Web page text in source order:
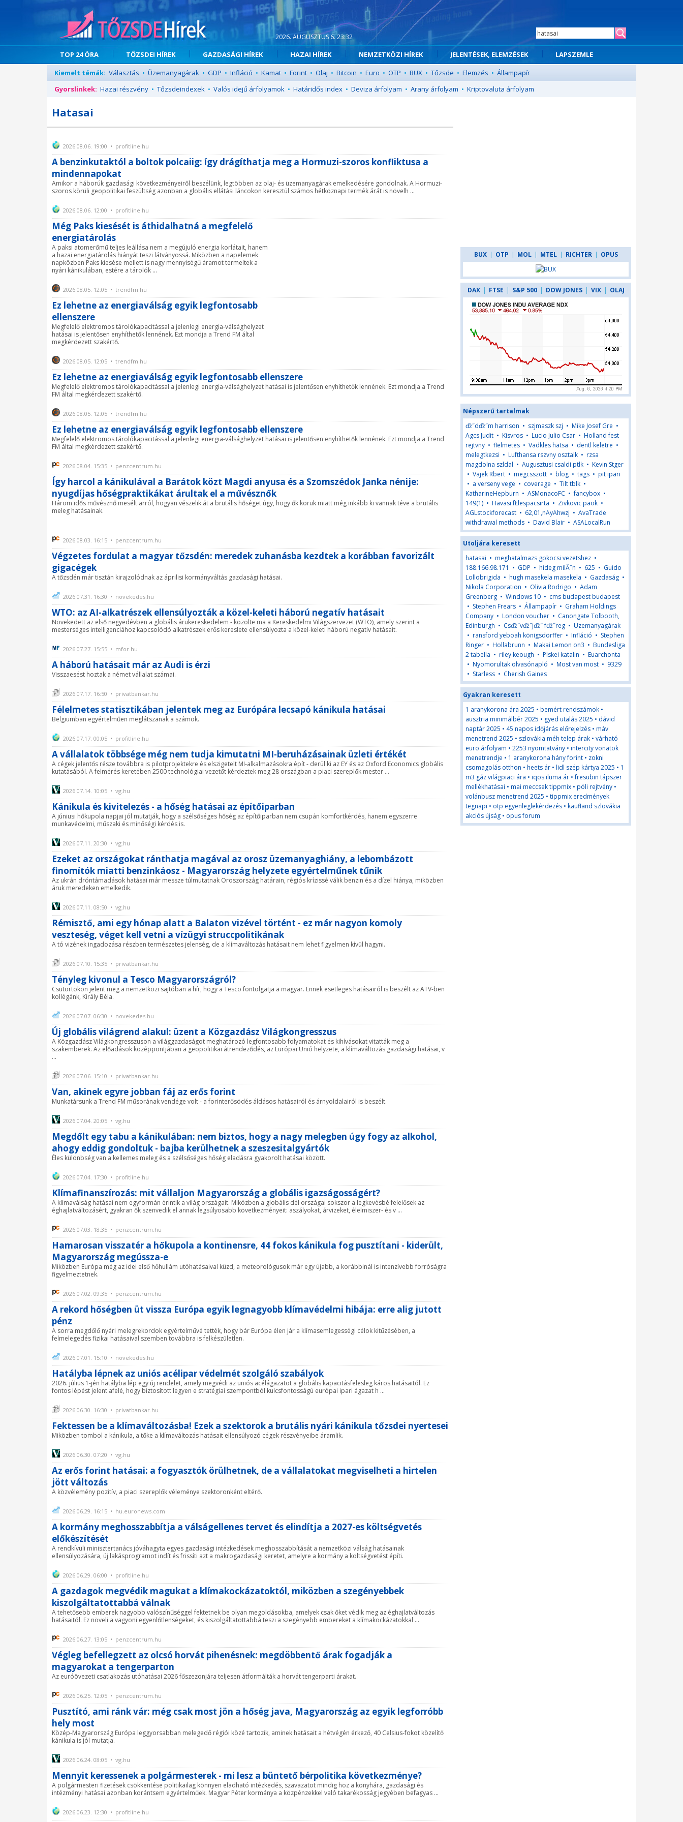
2026. AUGUSZTUS 6. 23:32
TOP 24 ÓRA TŐZSDEI HÍREK GAZDASÁGI HÍREK HAZAI HÍREK NEMZETKÖZI HÍREK JELENTÉSEK, ELEMZÉSEK
LAPSZEMLE
Kiemelt témák: Választás • Üzemanyagárak • GDP • Infláció • Kamat • Forint • Olaj • Bitcoin • Euro • OTP • BUX • Tőzsde • Elemzés • Állampapír
Gyorslinkek: Hazai részvény • Tőzsdeindexek • Valós idejű árfolyamok • Határidős index • Deviza árfolyam • Arany árfolyam • Kriptovaluta árfolyam
Hatasai
2026.08.06. 19:00 • profitline.hu
A benzinkutaktól a boltok polcaiig: így drágíthatja meg a Hormuzi-szoros konfliktusa a
mindennapokat
Amikor a háborúk gazdasági következményeiről beszélünk, legtöbben az olaj- és üzemanyagárak emelkedésére gondolnak. A Hormuzi-
szoros körüli geopolitikai feszültség azonban a globális ellátási láncokon keresztül számos hétköznapi termék árát is növelh ...
2026.08.06. 12:00 • profitline.hu
Még Paks kiesését is áthidalhatná a megfelelő
energiatárolás
A paksi atomerőmű teljes leállása nem a megújuló energia korlátait, hanem
a hazai energiatárolás hiányát teszi látványossá. Miközben a napelemek
napközben Paks kiesése mellett is nagy mennyiségű áramot termeltek a
nyári kánikulában, estére a tárolók ...
2026.08.05. 12:05 • trendfm.hu
Ez lehetne az energiaválság egyik legfontosabb
ellenszere
Megfelelő elektromos tárolókapacitással a jelenlegi energia-válsághelyzet
hatásai is jelentősen enyhíthetők lennének. Ezt mondja a Trend FM által
megkérdezett szakértő.
2026.08.05. 12:05 • trendfm.hu
Ez lehetne az energiaválság egyik legfontosabb ellenszere
Megfelelő elektromos tárolókapacitással a jelenlegi energia-válsághelyzet hatásai is jelentősen enyhíthetők lennének. Ezt mondja a Trend
FM által megkérdezett szakértő.
2026.08.05. 12:05 • trendfm.hu
Ez lehetne az energiaválság egyik legfontosabb ellenszere
Megfelelő elektromos tárolókapacitással a jelenlegi energia-válsághelyzet hatásai is jelentősen enyhíthetők lennének. Ezt mondja a Trend
FM által megkérdezett szakértő.
2026.08.04. 15:35 • penzcentrum.hu
Így harcol a kánikulával a Barátok közt Magdi anyusa és a Szomszédok Janka nénije:
nyugdíjas hőségpraktikákat árultak el a művésznők
Három idős művésznő mesélt arról, hogyan vészelik át a brutális hőséget úgy, hogy ők koruk miatt még inkább ki vannak téve a brutális
meleg hatásainak.
2026.08.03. 16:15 • penzcentrum.hu
Végzetes fordulat a magyar tőzsdén: meredek zuhanásba kezdtek a korábban favorizált
gigacégek
A tőzsdén már tisztán kirajzolódnak az áprilisi kormányváltás gazdasági hatásai.
2026.07.31. 16:30 • novekedes.hu
WTO: az AI-alkatrészek ellensúlyozták a közel-keleti háború negatív hatásait
Növekedett az első negyedévben a globális árukereskedelem - közölte ma a Kereskedelmi Világszervezet (WTO), amely szerint a
mesterséges intelligenciához kapcsolódó alkatrészek erős kereslete ellensúlyozta a közel-keleti háború negatív hatásait.
2026.07.27. 15:55 • mfor.hu
A háború hatásait már az Audi is érzi
Visszaesést hoztak a német vállalat számai.
2026.07.17. 16:50 • privatbankar.hu
Félelmetes statisztikában jelentek meg az Európára lecsapó kánikula hatásai
Belgiumban egyértelműen meglátszanak a számok.
2026.07.17. 00:05 • profitline.hu
A vállalatok többsége még nem tudja kimutatni MI-beruházásainak üzleti értékét
A cégek jelentős része továbbra is pilotprojektekre és elszigetelt MI-alkalmazásokra épít - derül ki az EY és az Oxford Economics globális
kutatásából. A felmérés keretében 2500 technológiai vezetőt kérdeztek meg 28 országban a piaci szereplők mester ...
2026.07.14. 10:05 • vg.hu
Kánikula és kivitelezés - a hőség hatásai az építőiparban
A júniusi hőkupola napjai jól mutatják, hogy a szélsőséges hőség az építőiparban nem csupán komfortkérdés, hanem egyszerre
munkavédelmi, műszaki és minőségi kérdés is.
2026.07.11. 20:30 • vg.hu
Ezeket az országokat ránthatja magával az orosz üzemanyaghiány, a lebombázott
finomítók miatti benzinkáosz - Magyarország helyzete egyértelműnek tűnik
Az ukrán dróntámadások hatásai már messze túlmutatnak Oroszország határain, régiós krízissé válik benzin és a dízel hiánya, miközben
áruk meredeken emelkedik.
2026.07.11. 08:50 • vg.hu
Rémisztő, ami egy hónap alatt a Balaton vizével történt - ez már nagyon komoly
veszteség, véget kell vetni a vízügyi struccpolitikának
A tó vizének ingadozása részben természetes jelenség, de a klímaváltozás hatásait nem lehet figyelmen kívül hagyni.
2026.07.10. 15:35 • privatbankar.hu
Tényleg kivonul a Tesco Magyarországról?
Csütörtökön jelent meg a nemzetközi sajtóban a hír, hogy a Tesco fontolgatja a magyar. Ennek esetleges hatásairól is beszélt az ATV-ben
kollégánk, Király Béla.
2026.07.07. 06:30 • novekedes.hu
Új globális világrend alakul: üzent a Közgazdász Világkongresszus
A Közgazdász Világkongresszuson a világgazdaságot meghatározó legfontosabb folyamatokat és kihívásokat vitatták meg a
szakemberek. Az előadások középpontjában a geopolitikai átrendeződés, az Európai Unió helyzete, a klímaváltozás gazdasági hatásai, v
...
2026.07.06. 15:10 • privatbankar.hu
Van, akinek egyre jobban fáj az erős forint
Munkatársunk a Trend FM műsorának vendége volt - a forinterősödés áldásos hatásairól és árnyoldalairól is beszélt.
2026.07.04. 20:05 • vg.hu
Megdőlt egy tabu a kánikulában: nem biztos, hogy a nagy melegben úgy fogy az alkohol,
ahogy eddig gondoltuk - bajba kerülhetnek a szeszesitalgyártók
Éles különbség van a kellemes meleg és a szélsőséges hőség eladásra gyakorolt hatásai között.
2026.07.04. 17:30 • profitline.hu
Klímafinanszírozás: mit vállaljon Magyarország a globális igazságosságért?
A klímaválság hatásai nem egyformán érintik a világ országait. Miközben a globális dél országai sokszor a legkevésbé felelősek az
éghajlatváltozásért, gyakran ők szenvedik el annak legsúlyosabb következményeit: aszályokat, árvizeket, élelmiszer- és v ...
2026.07.03. 18:35 • penzcentrum.hu
Hamarosan visszatér a hőkupola a kontinensre, 44 fokos kánikula fog pusztítani - kiderült,
Magyarország megússza-e
Miközben Európa még az idei első hőhullám utóhatásaival küzd, a meteorológusok már egy újabb, a korábbinál is intenzívebb forróságra
figyelmeztetnek.
2026.07.02. 09:35 • penzcentrum.hu
A rekord hőségben üt vissza Európa egyik legnagyobb klímavédelmi hibája: erre alig jutott
pénz
A sorra megdőlő nyári melegrekordok egyértelművé tették, hogy bár Európa élen jár a klímasemlegességi célok kitűzésében, a
felmelegedés fizikai hatásaival szemben továbbra is felkészületlen.
2026.07.01. 15:10 • novekedes.hu
Hatályba lépnek az uniós acélipar védelmét szolgáló szabályok
2026. július 1-jén hatályba lép egy új rendelet, amely megvédi az uniós acélágazatot a globális kapacitásfelesleg káros hatásaitól. Ez
fontos lépést jelent afelé, hogy biztosított legyen e stratégiai szempontból kulcsfontosságú európai ipari ágazat h ...
2026.06.30. 16:30 • privatbankar.hu
Fektessen be a klímaváltozásba! Ezek a szektorok a brutális nyári kánikula tőzsdei nyertesei
Miközben tombol a kánikula, a tőke a klímaváltozás hatásait ellensúlyozó cégek részvényeibe áramlik.
2026.06.30. 07:20 • vg.hu
Az erős forint hatásai: a fogyasztók örülhetnek, de a vállalatokat megviselheti a hirtelen
jött változás
A közvélemény pozitív, a piaci szereplők véleménye szektoronként eltérő.
2026.06.29. 16:15 • hu.euronews.com
A kormány meghosszabbítja a válságellenes tervet és elindítja a 2027-es költségvetés
előkészítését
A rendkívüli minisztertanács jóváhagyta egyes gazdasági intézkedések meghosszabbítását a nemzetközi válság hatásainak
ellensúlyozására, új lakásprogramot indít és frissíti azt a makrogazdasági keretet, amelyre a kormány a költségvetést építi.
2026.06.29. 06:00 • profitline.hu
A gazdagok megvédik magukat a klímakockázatoktól, miközben a szegényebbek
kiszolgáltatottabbá válnak
A tehetősebb emberek nagyobb valószínűséggel fektetnek be olyan megoldásokba, amelyek csak őket védik meg az éghajlatváltozás
hatásaitól. Ez növeli a vagyoni egyenlőtlenségeket, és kiszolgáltatottabbá teszi a szegényebb embereket a klímakockázatokkal ...
2026.06.27. 13:05 • penzcentrum.hu
Végleg befellegzett az olcsó horvát pihenésnek: megdöbbentő árak fogadják a
magyarokat a tengerparton
Az euróövezeti csatlakozás utóhatásai 2026 főszezonjára teljesen átformálták a horvát tengerparti árakat.
2026.06.25. 12:05 • penzcentrum.hu
Pusztító, ami ránk vár: még csak most jön a hőség java, Magyarország az egyik legforróbb
hely most
Közép-Magyarország Európa leggyorsabban melegedő régiói közé tartozik, aminek hatásait a hétvégén érkező, 40 Celsius-fokot közelítő
kánikula is jól mutatja.
2026.06.24. 08:05 • vg.hu
Mennyit keressenek a polgármesterek - mi lesz a büntető bérpolitika következménye?
A polgármesteri fizetések csökkentése politikailag könnyen eladható intézkedés, szavazatot mindig hoz a konyhára, gazdasági és
intézményi hatásai azonban korántsem egyértelműek. Magyar Péter kormánya a közpénzekkel való takarékosság jegyében befagyas ...
2026.06.23. 12:30 • profitline.hu
BUX | OTP | MOL | MTEL | RICHTER | OPUS
DAX | FTSE | S&P 500 | DOW JONES | VIX | OLAJ
Népszerű tartalmak
ďż˝dďż˝m harrison • szjmaszk szj • Mike Josef Gre •
Agcs Judit • Kisvros • Lucio Julio Csar • Holland fest
rejtvny • flelmetes • Vadkles hatsa • dentl keletre •
melegtkezsi • Lufthansa rszvny osztalk • rzsa
magdolna szldal • Augusztusi csaldi ptlk • Kevin Stger
• Vajek Rbert • megcsszott • blog • tags • pit ipari
• a verseny vege • coverage • Tilt tblk •
KatharineHepburn • ASMonacoFC •fancybox •
149(1) • Havasi fŁlespacsirta • Zivkovic paok •
AGLstockforecast • 62,01,nAyAhwzj • AvaTrade
withdrawal methods • David Blair • ASALocalRun
Utoljára keresett
hatasai • meghatalmazs gpkocsi vezetshez •
188.166.98.171 • GDP • hideg milĂˇn • 625 • Guido
Lollobrigida • hugh masekela masekela • Gazdaság •
Nikola Corporation • Olivia Rodrigo • Adam
Greenberg • Windows 10 • cms budapest budapest
• Stephen Frears • Állampapír • Graham Holdings
Company • London voucher • Canongate Tolbooth,
Edinburgh • Csďż˝vďż˝jďż˝ fďż˝reg • Üzemanyagárak
• ransford yeboah königsdörffer • Infláció • Stephen
Ringer • Hollabrunn • Makai Lemon on3 • Bundesliga
2 tabella • riley keough • Plskei katalin • Euarchonta
• Nyomorultak olvasónapló • Most van most • 9329
• Starless • Cherish Gaines
Gyakran keresett
1 aranykorona ára 2025 • bemért rendszámok •
ausztria minimálbér 2025 • gyed utalás 2025 • dávid
naptár 2025 • 45 napos időjárás előrejelzés • máv
menetrend 2025 • szlovákia méh telep árak • várható
euro árfolyam • 2253 nyomtatvány • intercity vonatok
menetrendje • 1 aranykorona hány forint • zokni
csomagolás otthon • heets ár • lidl szép kártya 2025 • 1
m3 gáz világpiaci ára • iqos iluma ár •fresubin tápszer
mellékhatásai • mai meccsek tippmix • pöli rejtvény •
volánbusz menetrend 2025 • tippmix eredmények
tegnapi • otp egyenleglekérdezés • kaufland szlovákia
akciós újság • opus forum